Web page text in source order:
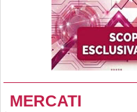
MERCATI